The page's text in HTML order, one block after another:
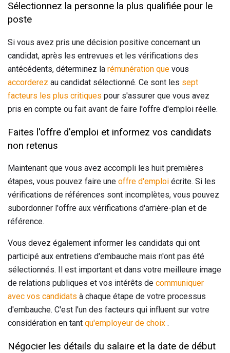
Sélectionnez la personne la plus qualifiée pour le
poste
Si vous avez pris une décision positive concernant un
candidat, après les entrevues et les vérifications des
antécédents, déterminez la rémunération que vous
accorderez au candidat sélectionné. Ce sont les sept
facteurs les plus critiques pour s'assurer que vous avez
pris en compte ou fait avant de faire l'offre d'emploi réelle.
Faites l'offre d'emploi et informez vos candidats
non retenus
Maintenant que vous avez accompli les huit premières
étapes, vous pouvez faire une offre d'emploi écrite. Si les
vérifications de références sont incomplètes, vous pouvez
subordonner l'offre aux vérifications d'arrière-plan et de
référence.
Vous devez également informer les candidats qui ont
participé aux entretiens d'embauche mais n'ont pas été
sélectionnés. Il est important et dans votre meilleure image
de relations publiques et vos intérêts de communiquer
avec vos candidats à chaque étape de votre processus
d'embauche. C'est l'un des facteurs qui influent sur votre
considération en tant qu'employeur de choix .
Négocier les détails du salaire et la date de début